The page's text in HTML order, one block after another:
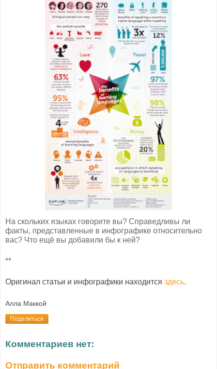
На скольких языках говорите вы? Справедливы ли
факты, представленные в инфографике относительно
вас? Что ещё вы добавили бы к ней?
**
Оригинал статьи и инфографики находится здесь.
Алла Маккой
Поделиться
Комментариев нет:
Отправить комментарий